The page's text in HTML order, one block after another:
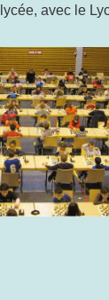
avec le